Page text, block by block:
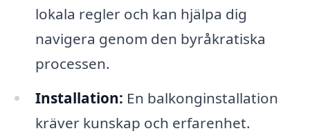
lokala regler och kan hjälpa dig
navigera genom den byråkratiska
processen.
Installation: En balkonginstallation
kräver kunskap och erfarenhet.